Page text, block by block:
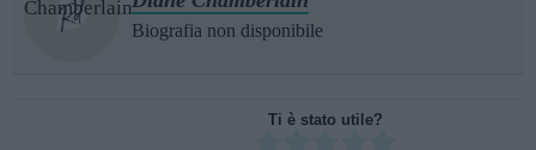
Biografia non disponibile
Ti è stato utile?